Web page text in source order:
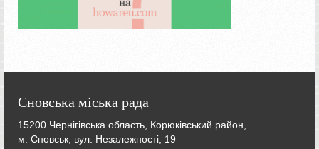
Сновська міська рада
15200 Чернігівська область, Корюківський район,
м. Сновськ, вул. Незалежності, 19